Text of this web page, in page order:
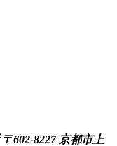
〒602-8227 京都市上